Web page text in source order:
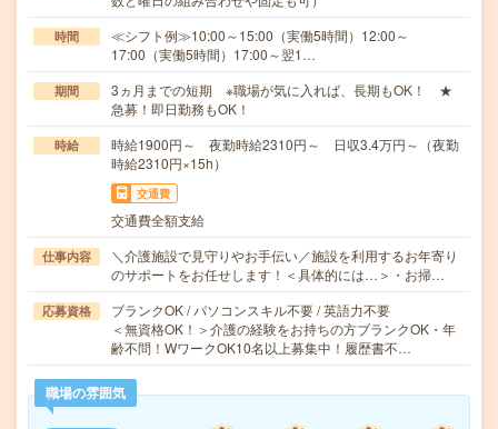
時間
≪シフト例≫10:00～15:00（実働5時間）12:00～
17:00（実働5時間）17:00～翌1…
期間
3ヵ月までの短期 ※職場が気に入れば、長期もOK！ ★
急募！即日勤務もOK！
時給
時給1900円～ 夜勤時給2310円～ 日収3.4万円～（夜勤
時給2310円×15h）
交通費
交通費全額支給
仕事内容
＼介護施設で見守りやお手伝い／施設を利用するお年寄り
のサポートをお任せします！＜具体的には…＞・お掃…
応募資格
ブランクOK / パソコンスキル不要 / 英語力不要
＜無資格OK！＞介護の経験をお持ちの方ブランクOK・年
齢不問！WワークOK10名以上募集中！履歴書不…
職場の雰囲気